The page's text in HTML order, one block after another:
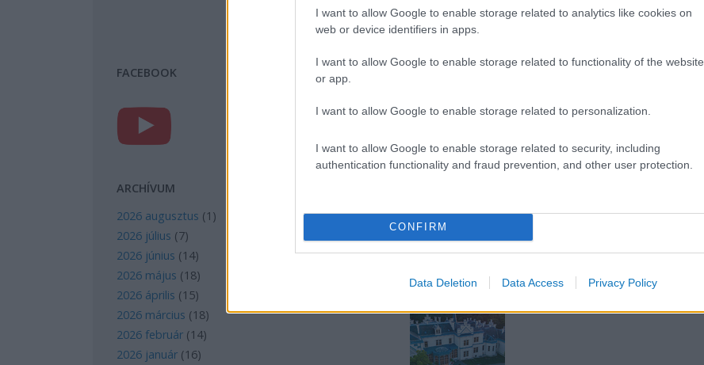
I want to allow Google to enable storage related to analytics like cookies on
web or device identifiers in apps.
I want to allow Google to enable storage related to functionality of the website
or app.
I want to allow Google to enable storage related to personalization.
I want to allow Google to enable storage related to security, including
authentication functionality and fraud prevention, and other user protection.
CONFIRM
Data Deletion Data Access Privacy Policy
FACEBOOK
ARCHÍVUM
2026 augusztus (1 )
2026 július (7)
2026 június (14)
2026 május (18)
2026 április (15)
2026 március (18)
2026 február (14)
2026 január (16)
A közlekedés mérföldkövei
A világ legveszélyesebb migrációs útvonalai: A
az Indiai-óceáni út
Manaus: a dzsungel szívének városa